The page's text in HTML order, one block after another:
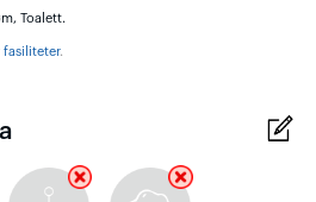
Toalett.
fasiliteter.